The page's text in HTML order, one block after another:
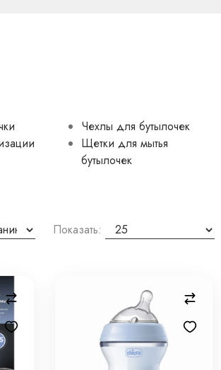
Чехлы для бутылочек
Щетки для мытья
бутылочек
Показать: